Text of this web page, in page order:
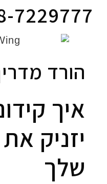
7229777
הורד
איך
יזניק
שלך